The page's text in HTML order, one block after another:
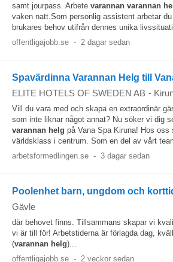
samt jourpass. Arbete varannan varannan
vaken natt.Som personlig assistent arbetar
brukares behov utifrån dennes unika
offentligajobb.se - 2 dagar sedan
Spavärdinna Varannan Helg till
ELITE HOTELS OF SWEDEN AB -
Vill du vara med och skapa en extraordinär
som inte liknar något annat? Nu söker vi dig
varannan helg på Vana Spa Kiruna! Hos oss
världsklass i centrum. Som en del av vårt
arbetsformedlingen.se - 3 dagar sedan
Poolenhet barn, ungdom och
Gävle
där behovet finns. Tillsammans skapar vi
vi är till för! Arbetstiderna är förlagda dag,
(varannan helg)...
offentligajobb.se - 2 veckor sedan